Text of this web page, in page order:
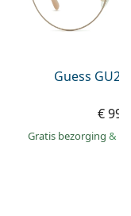
Offline
Guess
€
Gratis bezorging &